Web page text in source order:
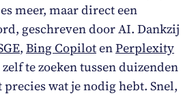
meer, maar direct een
geschreven door AI. Dankzij
, Bing CopilotenPerplexity
te zoeken tussen duizenden
precies wat je nodig hebt. Snel,